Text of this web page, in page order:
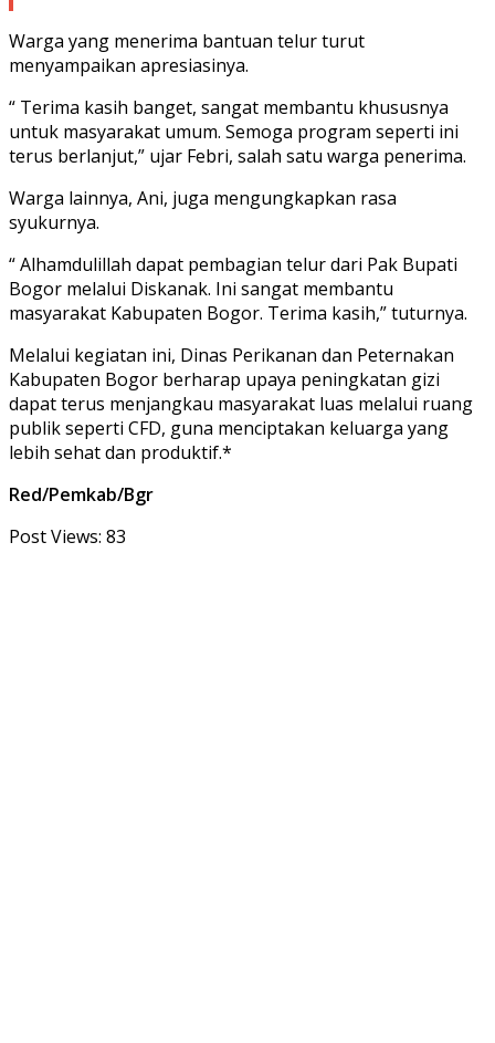
Warga yang menerima bantuan telur turut
menyampaikan apresiasinya.
“ Terima kasih banget, sangat membantu khususnya
untuk masyarakat umum. Semoga program seperti ini
terus berlanjut,” ujar Febri, salah satu warga penerima.
Warga lainnya, Ani, juga mengungkapkan rasa
syukurnya.
“ Alhamdulillah dapat pembagian telur dari Pak Bupati
Bogor melalui Diskanak. Ini sangat membantu
masyarakat Kabupaten Bogor. Terima kasih,” tuturnya.
Melalui kegiatan ini, Dinas Perikanan dan Peternakan
Kabupaten Bogor berharap upaya peningkatan gizi
dapat terus menjangkau masyarakat luas melalui ruang
publik seperti CFD, guna menciptakan keluarga yang
lebih sehat dan produktif.*
Red/Pemkab/Bgr
Post Views: 83